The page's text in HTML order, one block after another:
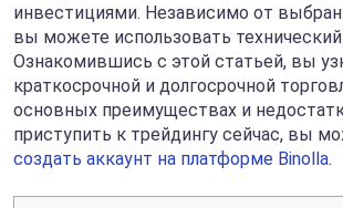
инвестициями. Независимо от
вы можете использовать технический
Ознакомившись с этой статьей, вы
краткосрочной и долгосрочной
основных преимуществах и
приступить к трейдингу сейчас, вы
создать аккаунт на платформе Binolla.